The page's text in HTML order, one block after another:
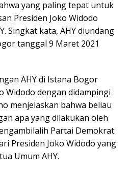
yang paling tepat untuk
Presiden Joko Widodo
Singkat kata, AHY diundang
tanggal 9 Maret 2021
AHY di Istana Bogor
Widodo dengan didampingi
menjelaskan bahwa beliau
apa yang dilakukan oleh
Partai Demokrat.
Presiden Joko Widodo yang
Umum AHY.